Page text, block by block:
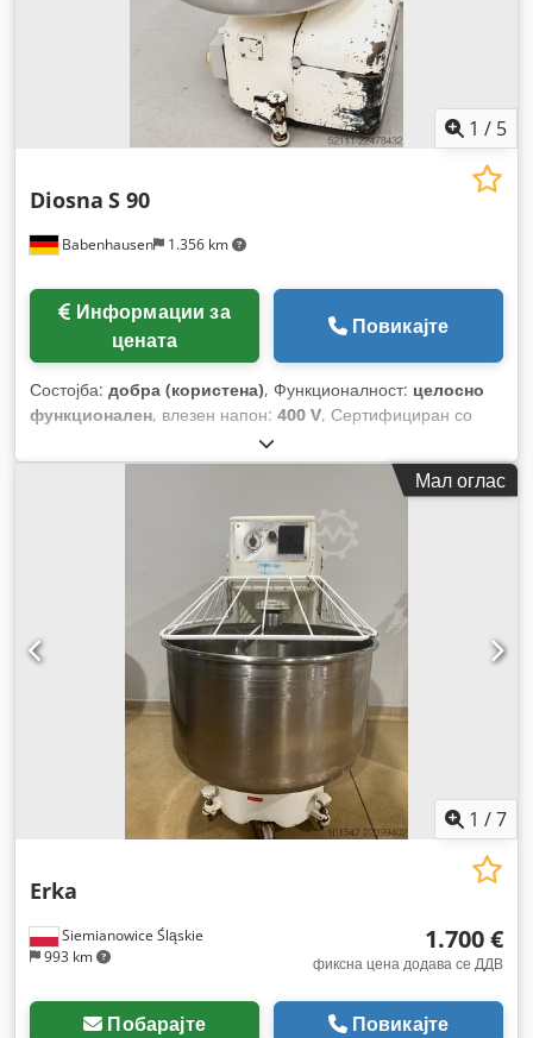
1 / 5
Babenhausen 1.356 km
Diosna S 90
цената
Повикајте
Состојба: добра (користена), Функционалност: целосно
функционален, влезен напон: 400 V, Сертифициран со
, вкупна тежина:
фреквенција:50 Hz, електричен осигурач:16 A,
Мал оглас
1 /7
Siemianowice Śląskie
993 km
Erka
1.700 €
фиксна цена додава се ДДВ
Побарајте Повикајте